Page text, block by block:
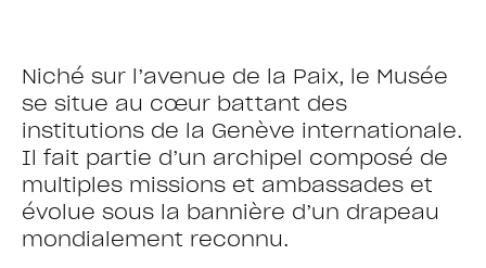
Niché sur l’avenue de la Paix, le Musée
se situe au cœur battant des
institutions de la Genève internationale.
Il fait partie d’un archipel composé de
multiples missions et ambassades et
évolue sous la bannière d’un drapeau
mondialement reconnu.